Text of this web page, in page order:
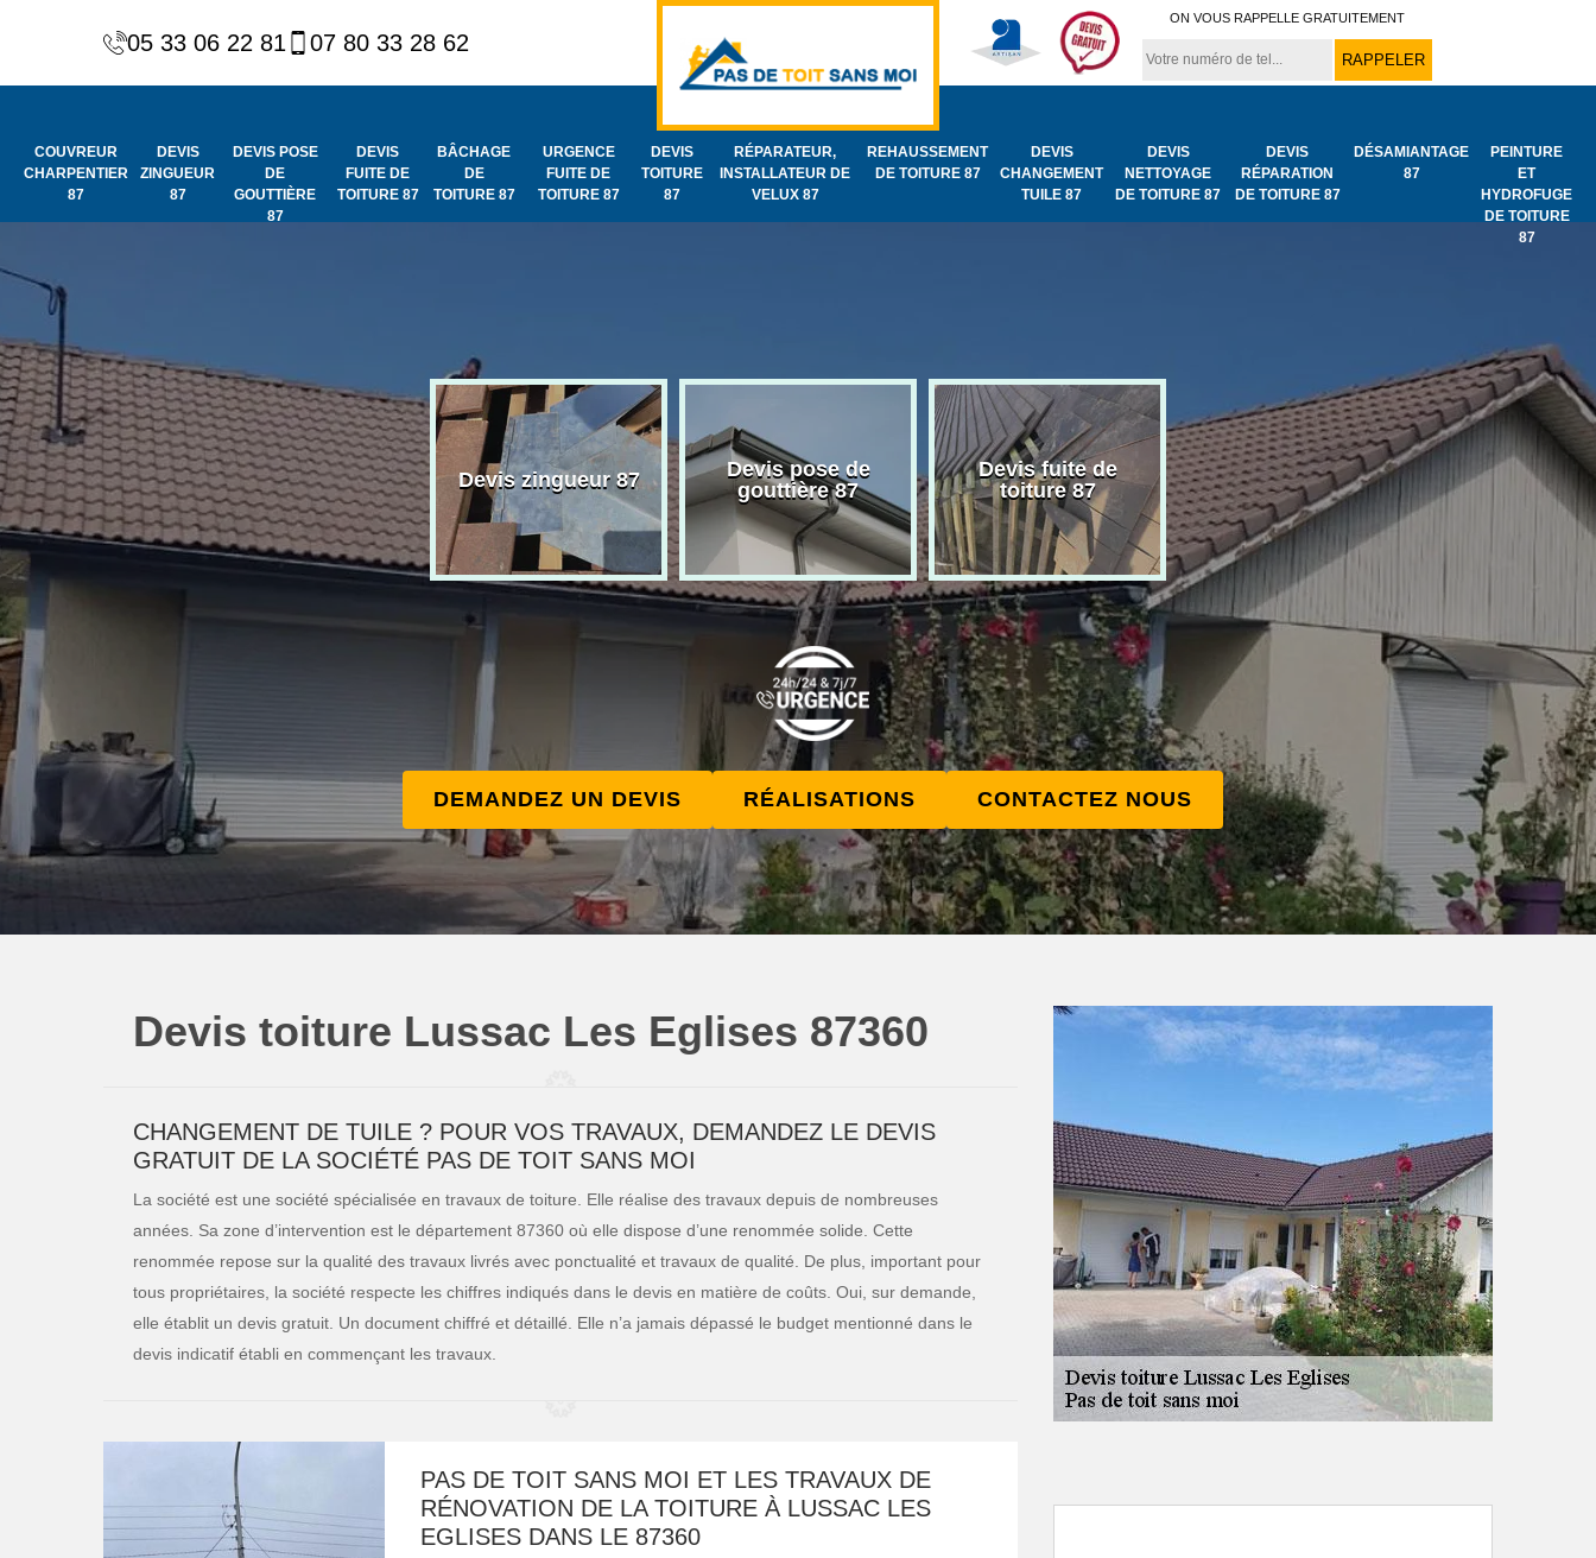
05 33 06 22 81 07 80 33 28 62
ON VOUS RAPPELLE GRATUITEMENT
COUVREUR
CHARPENTIER
87
DEVIS
ZINGUEUR
87
DEVIS POSE
DE
GOUTTIÈRE
87
DEVIS
FUITE DE
TOITURE 87
BÂCHAGE
DE
TOITURE 87
URGENCE
FUITE DE
TOITURE 87
DEVIS
TOITURE
87
RÉPARATEUR,
INSTALLATEUR DE
VELUX 87
REHAUSSEMENT
DE TOITURE 87
DEVIS
CHANGEMENT
TUILE 87
DEVIS
NETTOYAGE
DE TOITURE 87
DEVIS
RÉPARATION
DE TOITURE 87
DÉSAMIANTAGE
87
PEINTURE
ET
HYDROFUGE
DE TOITURE
87
et
de
toiture 87
Couvreur
charpentier 87
Devis zingueur 87
Devis pose de
gouttière 87
Devis fuite de
toiture 87
Bâchage de toiture
87
Urgence
toiture 87
DEMANDEZ UN DEVIS RÉALISATIONS CONTACTEZ NOUS
Devis toiture Lussac Les Eglises 87360
CHANGEMENT DE TUILE ? POUR VOS TRAVAUX, DEMANDEZ LE DEVIS
GRATUIT DE LA SOCIÉTÉ PAS DE TOIT SANS MOI
La société est une société spécialisée en travaux de toiture. Elle réalise des travaux depuis de nombreuses
années. Sa zone d’intervention est le département 87360 où elle dispose d’une renommée solide. Cette
renommée repose sur la qualité des travaux livrés avec ponctualité et travaux de qualité. De plus, important pour
tous propriétaires, la société respecte les chiffres indiqués dans le devis en matière de coûts. Oui, sur demande,
elle établit un devis gratuit. Un document chiffré et détaillé. Elle n’a jamais dépassé le budget mentionné dans le
devis indicatif établi en commençant les travaux.
PAS DE TOIT SANS MOI ET LES TRAVAUX DE
RÉNOVATION DE LA TOITURE À LUSSAC LES
EGLISES DANS LE 87360